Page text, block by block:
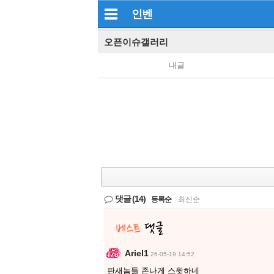
인벤
오픈이슈갤러리
내글
댓글(14) 등록순 최신순
Ariel1 26-05-19 14:52
판새놈들 존나게 스윗하네